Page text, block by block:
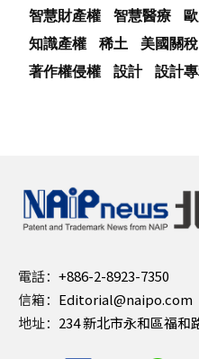
智慧財產權
智慧醫療
知識產權
稀土 美國關稅
著作權侵權
設計 設計
電話： +886-2-8923-7350
信箱： Editorial@naipo.com
地址： 234 新北市永和區福和